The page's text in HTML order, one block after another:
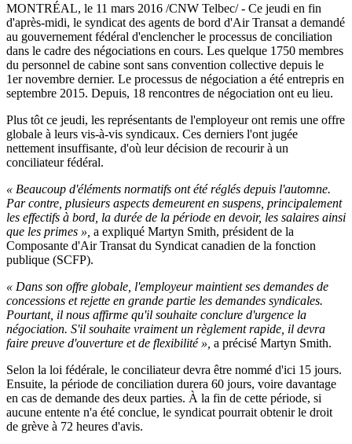
MONTRÉAL, le 11 mars 2016 /CNW Telbec/ - Ce jeudi en fin
d'après-midi, le syndicat des agents de bord d'Air Transat a demandé
au gouvernement fédéral d'enclencher le processus de conciliation
dans le cadre des négociations en cours. Les quelque 1750 membres
du personnel de cabine sont sans convention collective depuis le
1er novembre dernier. Le processus de négociation a été entrepris en
septembre 2015. Depuis, 18 rencontres de négociation ont eu lieu.
Plus tôt ce jeudi, les représentants de l'employeur ont remis une offre
globale à leurs vis-à-vis syndicaux. Ces derniers l'ont jugée
nettement insuffisante, d'où leur décision de recourir à un
conciliateur fédéral.
« Beaucoup d'éléments normatifs ont été réglés depuis l'automne.
Par contre, plusieurs aspects demeurent en suspens, principalement
les effectifs à bord, la durée de la période en devoir, les salaires ainsi
que les primes », a expliqué Martyn Smith, président de la
Composante d'Air Transat du Syndicat canadien de la fonction
publique (SCFP).
« Dans son offre globale, l'employeur maintient ses demandes de
concessions et rejette en grande partie les demandes syndicales.
Pourtant, il nous affirme qu'il souhaite conclure d'urgence la
négociation. S'il souhaite vraiment un règlement rapide, il devra
faire preuve d'ouverture et de flexibilité », a précisé Martyn Smith.
Selon la loi fédérale, le conciliateur devra être nommé d'ici 15 jours.
Ensuite, la période de conciliation durera 60 jours, voire davantage
en cas de demande des deux parties. À la fin de cette période, si
aucune entente n'a été conclue, le syndicat pourrait obtenir le droit
de grève à 72 heures d'avis.